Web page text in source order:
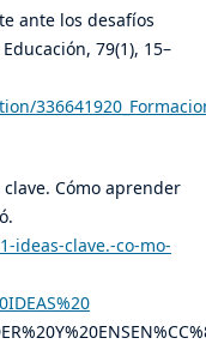
ante los desafíos
79(1), 15–
clave. Cómo aprender
ideas-clave.-co-mo-